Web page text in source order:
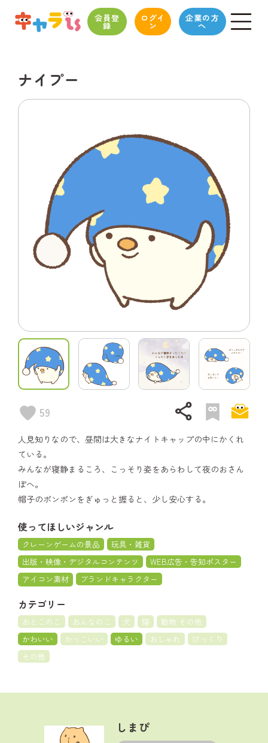
会員登
録
ログイ
ン
企業の方
へ
ナイプー
59 share
人見知りなので、昼間は大きなナイトキャップの中にかくれ
ている。
みんなが寝静まるころ、こっそり姿をあらわして夜のおさん
ぽへ。
帽子のポンポンをぎゅっと握ると、少し安心する。
使ってほしいジャンル
クレーンゲームの景品
玩具・雑貨
出版・映像・デジタルコンテンツ
WEB広告・告知ポスター
アイコン素材
ブランドキャラクター
カテゴリー
おとこのこ おんなのこ 犬 猫
動物 その他
かわいい
かっこいい ゆるい おしゃれ
びっくり
その他
しまぴ